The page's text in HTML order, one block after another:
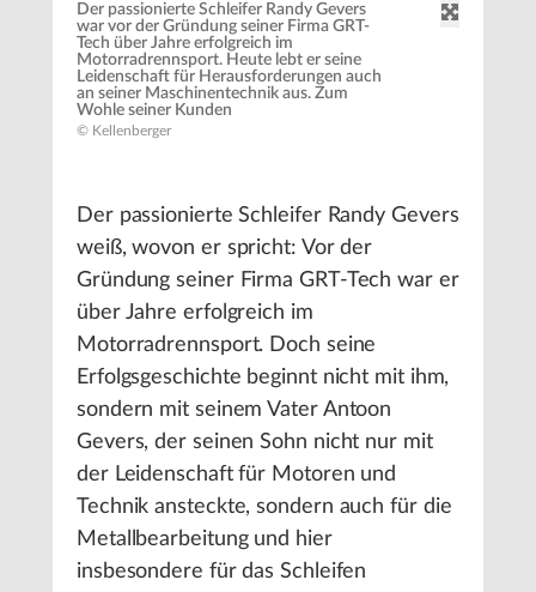
Der passionierte Schleifer Randy Gevers
war vor der Gründung seiner Firma GRT-
Tech über Jahre erfolgreich im
Motorradrennsport. Heute lebt er seine
Leidenschaft für Herausforderungen auch
an seiner Maschinentechnik aus. Zum
Wohle seiner Kunden
© Kellenberger
Der passionierte Schleifer Randy Gevers
weiß, wovon er spricht: Vor der
Gründung seiner Firma GRT-Tech war er
über Jahre erfolgreich im
Motorradrennsport. Doch seine
Erfolgsgeschichte beginnt nicht mit ihm,
sondern mit seinem Vater Antoon
Gevers, der seinen Sohn nicht nur mit
der Leidenschaft für Motoren und
Technik ansteckte, sondern auch für die
Metallbearbeitung und hier
insbesondere für das Schleifen